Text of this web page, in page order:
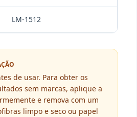
LM-1512
de usar. Para obter os
sem marcas, aplique a
e remova com um
limpo e seco ou papel